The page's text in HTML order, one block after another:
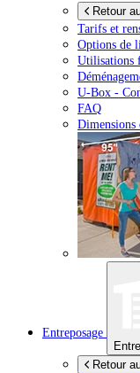
Retour
Tarifs et
Options de
Utilisations
U-Box -
FAQ
Dimensions
Entreposage
Retour